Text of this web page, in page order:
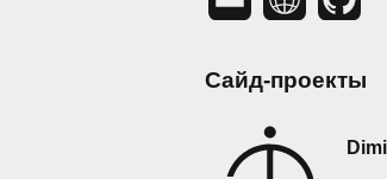
Сайд-проекты